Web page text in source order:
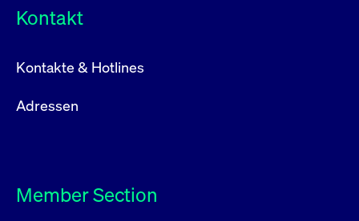
Kontakt
Kontakte & Hotlines
Adressen
Member Section